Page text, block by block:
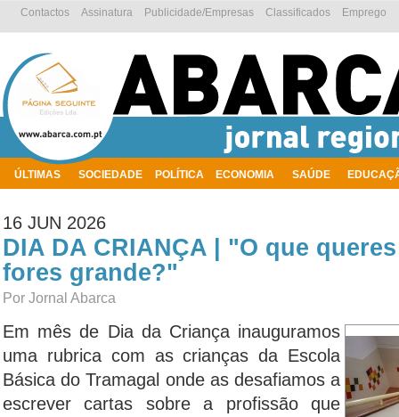
ÚLTIMAS SOCIEDADE POLÍTICA ECONOMIA SAÚDE
Emprego
Classificados
Publicidade/Empresas
Assinatura
Contactos
16 JUN 2026
DIA DA CRIANÇA | "O que
fores grande?"
Por Jornal Abarca
Em mês de Dia da Criança inauguramos
uma rubrica com as crianças da Escola
Básica do Tramagal onde as desafiamos a
escrever cartas sobre a profissão que